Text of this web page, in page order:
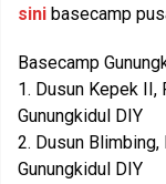
sini basecamp
Basecamp
1. Dusun Kepek
Gunungkidul DIY
2. Dusun
Gunungkidul DIY